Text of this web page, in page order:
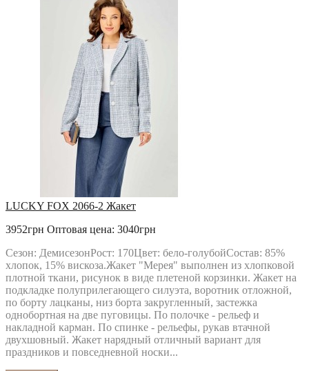
LUCKY FOX 2066-2 Жакет
3952грн Оптовая цена: 3040грн
Сезон: ДемисезонРост: 170Цвет: бело-голубойСостав: 85%
хлопок, 15% вискоза.Жакет "Мерея" выполнен из хлопковой
плотной ткани, рисунок в виде плетеной корзинки. Жакет на
подкладке полуприлегающего силуэта, воротник отложной,
по борту лацканы, низ борта закругленный, застежка
однобортная на две пуговицы. По полочке - рельеф и
накладной карман. По спинке - рельефы, рукав втачной
двухшовный. Жакет нарядный отличный вариант для
праздников и повседневной носки...